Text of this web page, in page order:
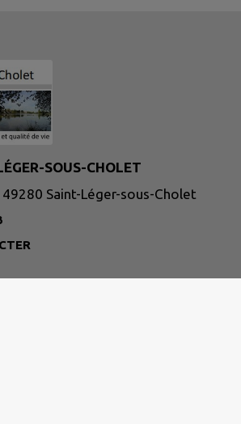
SOUS-CHOLET
49280 Saint-Léger-sous-Cholet